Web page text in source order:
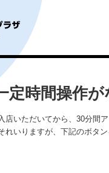
定時間操作
店いただいてから、30分間
れいりますが、下記のボタ